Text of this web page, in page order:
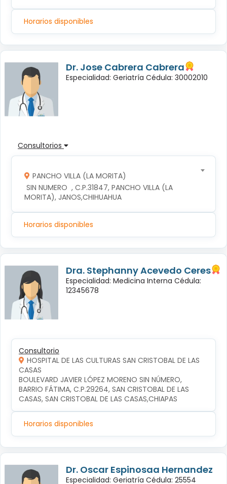
Horarios disponibles
Dr. Jose Cabrera Cabrera
Especialidad: Geriatría Cédula: 30002010
Consultorios
PANCHO VILLA (LA MORITA)
MORITA), JANOS,CHIHUAHUA
Horarios disponibles
Dra. Stephanny Acevedo Ceres
Especialidad: Medicina Interna Cédula:
12345678
Consultorio
HOSPITAL DE LAS CULTURAS SAN CRISTOBAL DE LAS
CASAS
BOULEVARD JAVIER LÓPEZ MORENO SIN NÚMERO,
BARRIO FÁTIMA, C.P.29264, SAN CRISTOBAL DE LAS
CASAS, SAN CRISTOBAL DE LAS CASAS,CHIAPAS
Horarios disponibles
Dr. Oscar Espinosaa Hernandez
Especialidad: Geriatría Cédula: 25554